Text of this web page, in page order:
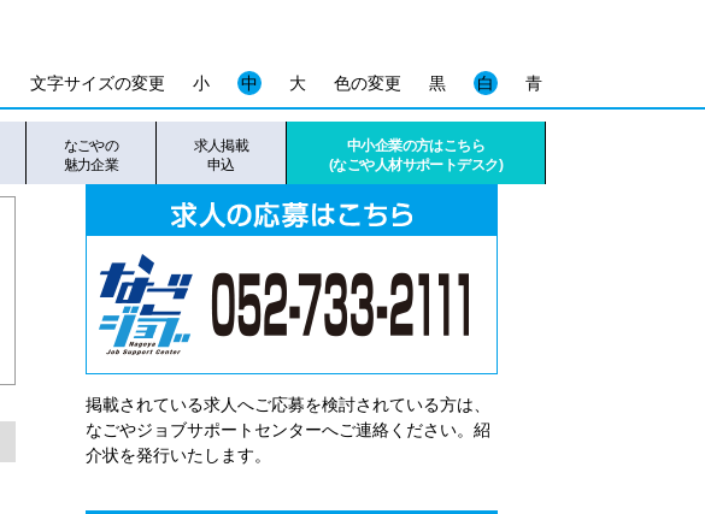
色の変更 黒 白 青
文字サイズの変更 小 中 大
なごやの
魅力企業
求人掲載
申込
中小企業の方はこちら
(なごや人材サポートデスク)
掲載されている求人へご応募を検討されている方は、
なごやジョブサポートセンターへご連絡ください。紹
介状を発行いたします。